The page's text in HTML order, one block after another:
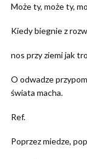
Może ty, może ty,
Kiedy biegnie z
nos przy ziemi jak
O odwadze
świata macha.
Ref.
Poprzez miedze,